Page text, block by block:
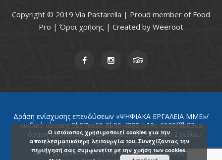
Copyright © 2019 Via Pastarella | Proud member of Food
Pro | Όροι χρήσης | Created by Weeroot
Δράση ενίσχυσης επενδύσεων «ΨΗΦΙΑΚΑ ΕΡΓΑΛΕΙΑ ΜΜΕ»/
κωδικό αίτησης 5b57ec65-6b96-4885-b19c-6530fffb03ca
Η δράση υλοποιείται στο πλαίσιο του Εθνικού Σχεδίου
Ανάκαμψης και Ανθεκτικότητας Ελλάδα 2.0
με τη χρηματοδότηση της Ευρωπαϊκής Ένωσης -
Ο ιστότοπος χρησιμοποιεί cookies για την
αποτελεσματικότερη λειτουργία του. Συνεχίζοντας την
περιήγησή σας συμφωνείτε με την χρήση των cookies.